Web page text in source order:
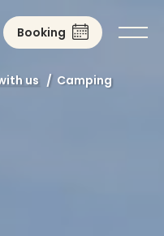
Booking
us / Camping